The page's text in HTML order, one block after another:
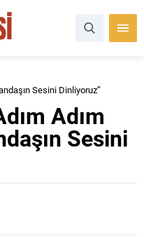
Sesini Dinliyoruz”
Adım
Sesini